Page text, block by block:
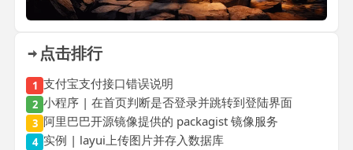
点击排行
1 支付宝支付接口错误说明
2 小程序 | 在首页判断是否登录并跳转到登陆界面
3 阿里巴巴开源镜像提供的 packagist 镜像服务
4 实例 | layui上传图片并存入数据库